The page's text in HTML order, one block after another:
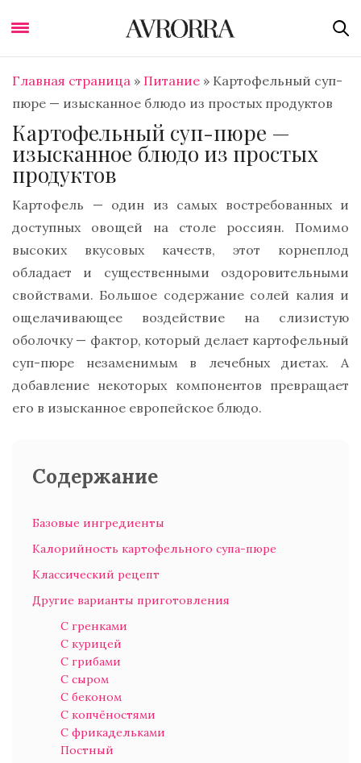
Главная страница » Питание » Картофельный суп-
пюре — изысканное блюдо из простых продуктов
Картофельный суп-пюре —
изысканное блюдо из простых
продуктов
Картофель — один из самых востребованных и
доступных овощей на столе россиян. Помимо
высоких вкусовых качеств, этот корнеплод
обладает и существенными оздоровительными
свойствами. Большое содержание солей калия и
ощелачивающее воздействие на слизистую
оболочку — фактор, который делает картофельный
суп-пюре незаменимым в лечебных диетах. А
добавление некоторых компонентов превращает
его в изысканное европейское блюдо.
Содержание
Базовые ингредиенты
Калорийность картофельного супа-пюре
Классический рецепт
Другие варианты приготовления
С гренками
С курицей
С грибами
С сыром
С беконом
С копчёностями
С фрикадельками
Постный